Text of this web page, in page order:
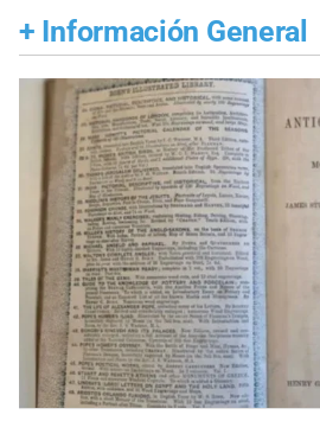
+ Información General